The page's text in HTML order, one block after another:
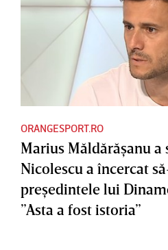
ORANGESPORT.RO
Marius Măldărăşanu a
Nicolescu a încercat
preşedintele lui
”Asta a fost istoria”